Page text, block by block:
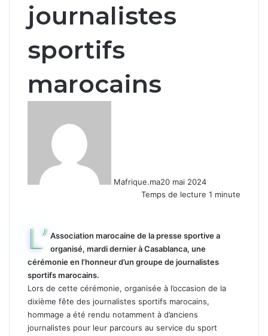
journalistes
sportifs
marocains
Mafrique.ma20 mai 2024
Temps de lecture 1 minute
L’ Association marocaine de la presse sportive a
organisé, mardi dernier à Casablanca, une
cérémonie en l’honneur d’un groupe de journalistes
sportifs marocains.
Lors de cette cérémonie, organisée à l’occasion de la
dixième fête des journalistes sportifs marocains,
hommage a été rendu notamment à d’anciens
journalistes pour leur parcours au service du sport